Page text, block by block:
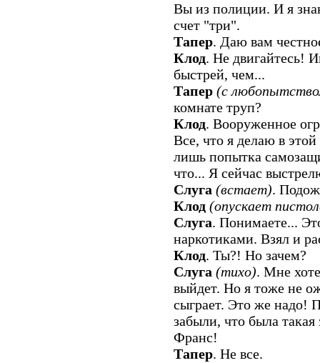
Вы из полиции. И я
счет "три".
Тапер. Даю вам
Клод. Не двигайтесь!
быстрей, чем...
Тапер (с
комнате труп?
Клод. Вооруженное
Все, что я делаю в
лишь попытка
что... Я сейчас
Слуга (встает).
Клод (опускает
Слуга. Понимаете...
наркотиками. Взял и
Клод. Ты?! Но зачем?
Слуга (тихо). Мне
выйдет. Но я тоже не
сыграет. Это же надо!
забыли, что была
Франс!
Тапер. Не все.